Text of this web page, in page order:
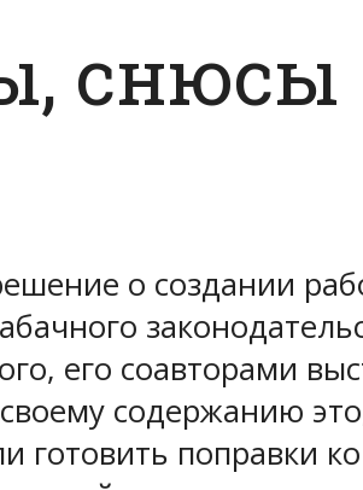
снюсы
о создании
его соавторами
содержанию
готовить поправки